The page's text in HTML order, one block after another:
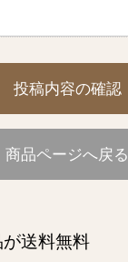
投稿内容の確認
商品ページへ戻る
送料無料